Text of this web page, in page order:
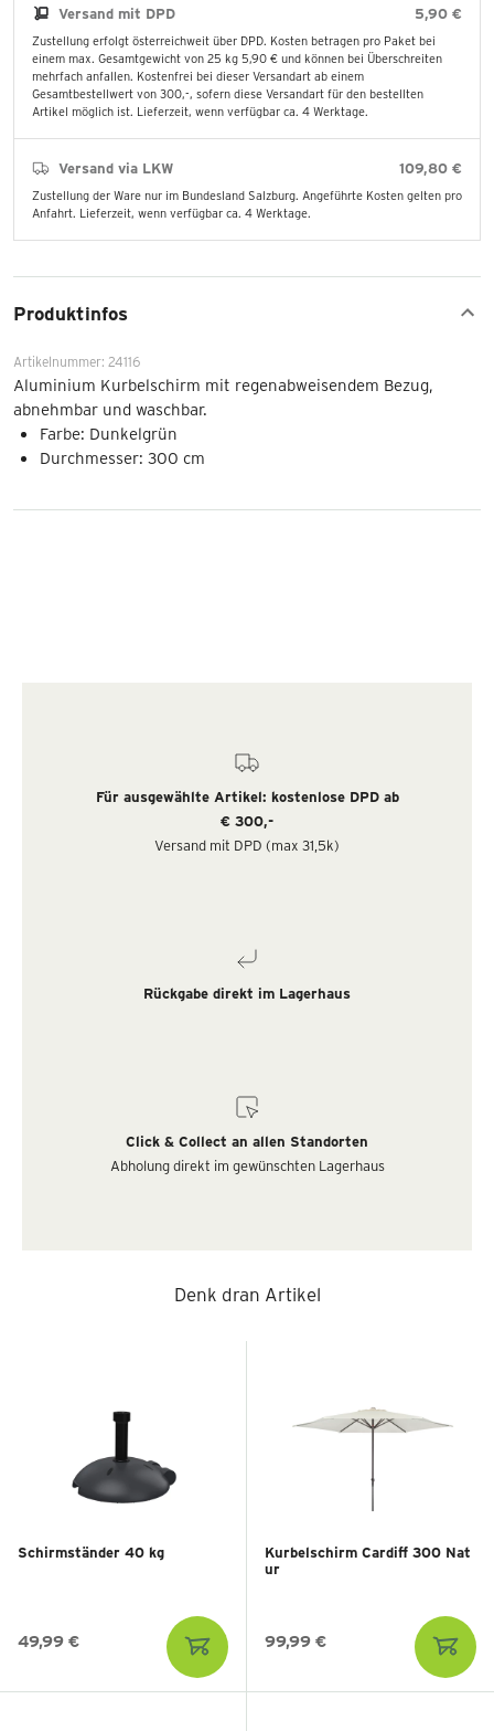
Versand mit DPD 5,90 €
Zustellung erfolgt österreichweit über DPD. Kosten betragen pro Paket bei
einem max. Gesamtgewicht von 25 kg 5,90 € und können bei Überschreiten
mehrfach anfallen. Kostenfrei bei dieser Versandart ab einem
Gesamtbestellwert von 300,-, sofern diese Versandart für den bestellten
Artikel möglich ist. Lieferzeit, wenn verfügbar ca. 4 Werktage.
Versand via LKW 109,80 €
Zustellung der Ware nur im Bundesland Salzburg. Angeführte Kosten gelten pro
Anfahrt. Lieferzeit, wenn verfügbar ca. 4 Werktage.
Produktinfos
Artikelnummer: 24116
Aluminium Kurbelschirm mit regenabweisendem Bezug,
abnehmbar und waschbar.
Farbe: Dunkelgrün
Durchmesser: 300 cm
Für ausgewählte Artikel: kostenlose DPD ab
€ 300,-
Versand mit DPD (max 31,5k)
Rückgabe direkt im Lagerhaus
Click & Collect an allen Standorten
Abholung direkt im gewünschten Lagerhaus
Denk dran Artikel
Schirmständer 40 kg
49,99 €
Kurbelschirm Cardiff 300 Nat
ur
99,99 €